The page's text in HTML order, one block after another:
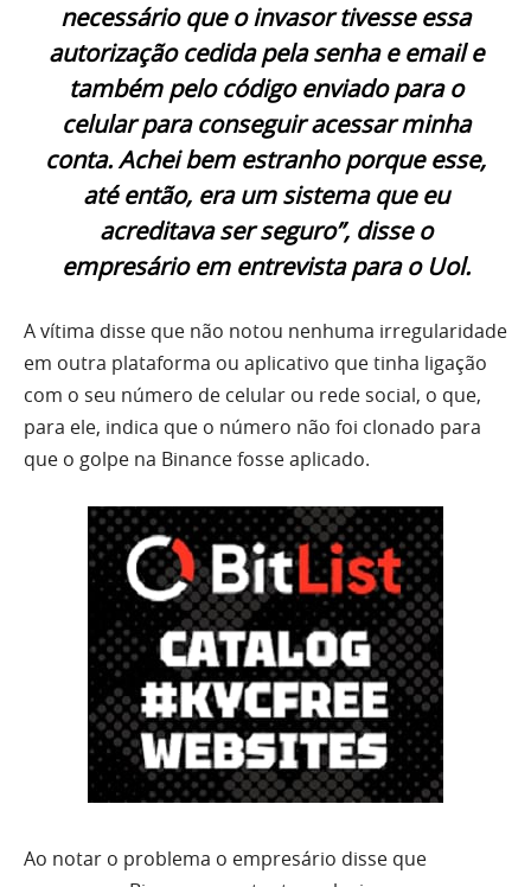
necessário que o invasor tivesse essa
autorização cedida pela senha e email e
também pelo código enviado para o
celular para conseguir acessar minha
conta. Achei bem estranho porque esse,
até então, era um sistema que eu
acreditava ser seguro”, disse o
empresário em entrevista para o Uol.
A vítima disse que não notou nenhuma irregularidade
em outra plataforma ou aplicativo que tinha ligação
com o seu número de celular ou rede social, o que,
para ele, indica que o número não foi clonado para
que o golpe na Binance fosse aplicado.
Ao notar o problema o empresário disse que